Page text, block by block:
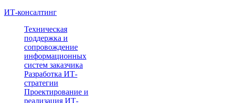
ИТ-консалтинг
Техническая
поддержка и
сопровождение
информационных
систем заказчика
Разработка ИТ-
стратегии
Проектирование и
реализация ИТ-